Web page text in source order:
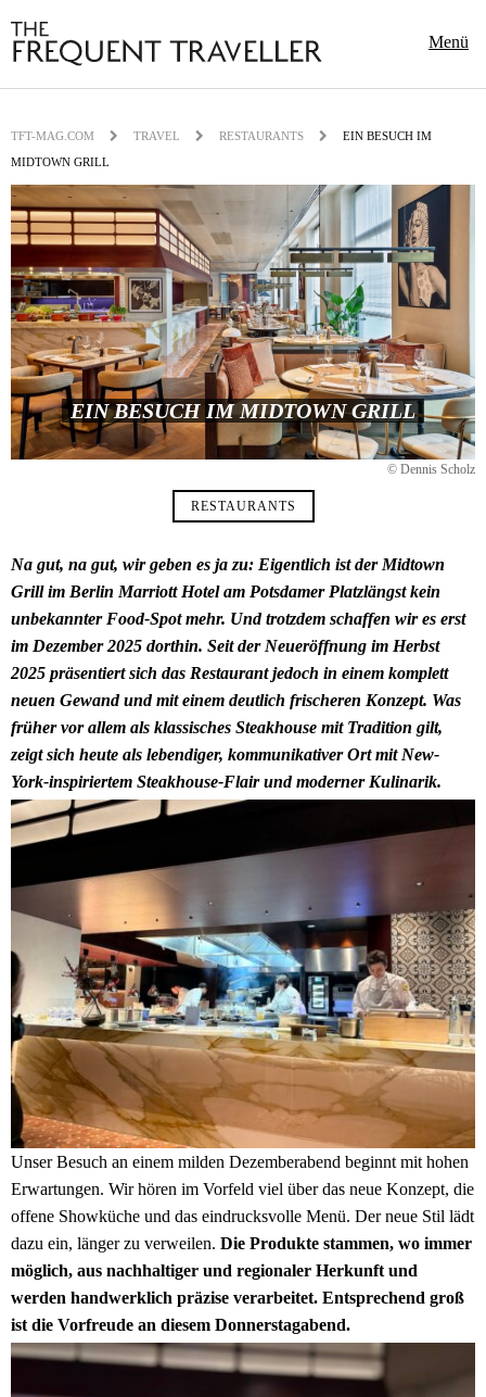
Menü
TFT-MAG.COM TRAVEL RESTAURANTS
EIN BESUCH IM
MIDTOWN GRILL
EIN BESUCH IM MIDTOWN GRILL
© Dennis Scholz
RESTAURANTS
Na gut, na gut, wir geben es ja zu: Eigentlich ist der Midtown
Grill im Berlin Marriott Hotel am Potsdamer Platzlängst kein
unbekannter Food-Spot mehr. Und trotzdem schaffen wir es erst
im Dezember 2025 dorthin. Seit der Neueröffnung im Herbst
2025 präsentiert sich das Restaurant jedoch in einem komplett
neuen Gewand und mit einem deutlich frischeren Konzept. Was
früher vor allem als klassisches Steakhouse mit Tradition gilt,
zeigt sich heute als lebendiger, kommunikativer Ort mit New-
York-inspiriertem Steakhouse-Flair und moderner Kulinarik.
Unser Besuch an einem milden Dezemberabend beginnt mit hohen
Erwartungen. Wir hören im Vorfeld viel über das neue Konzept, die
offene Showküche und das eindrucksvolle Menü. Der neue Stil lädt
dazu ein, länger zu verweilen. Die Produkte stammen, wo immer
möglich, aus nachhaltiger und regionaler Herkunft und
werden handwerklich präzise verarbeitet. Entsprechend groß
ist die Vorfreude an diesem Donnerstagabend.